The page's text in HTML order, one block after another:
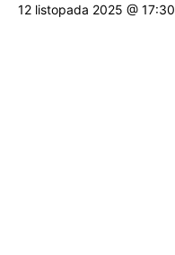
12 listopada 2025 @ 17:30